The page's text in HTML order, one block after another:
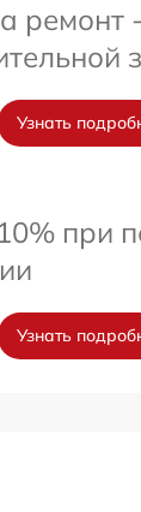
ремонт
Узнать
при
Узнать